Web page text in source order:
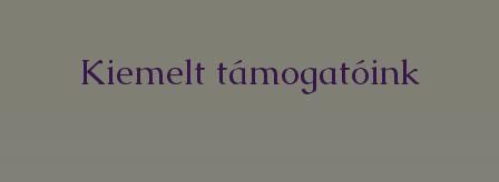
Kiemelt támogatóink